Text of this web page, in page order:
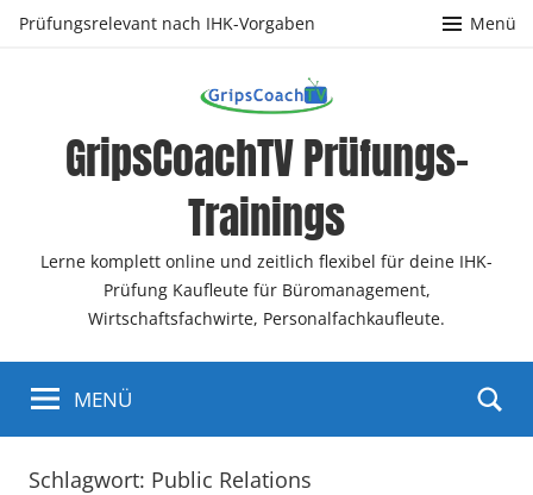
ZumPrüfungsrelevant nach IHK-Vorgaben Menü
GripsCoachTV Prüfungs-
Trainings
Lerne komplett online und zeitlich flexibel für deine IHK-
Prüfung Kaufleute für Büromanagement,
Wirtschaftsfachwirte, Personalfachkaufleute.
MENÜ
Schlagwort: Public Relations